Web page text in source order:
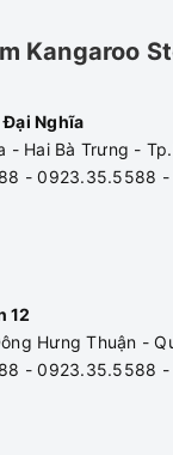
Kangaroo
Nghĩa
- Hai Bà Trưng -
- 0923.35.5588
12
Hưng Thuận -
- 0923.35.5588